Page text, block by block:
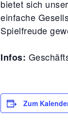
bietet sich
einfache
Spielfreude
Infos:
Zum